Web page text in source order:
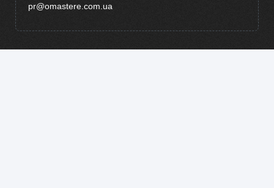
pr@omastere.com.ua